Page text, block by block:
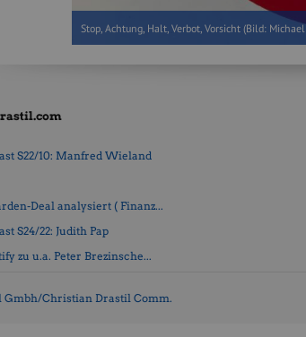
Stop, Achtung, Halt, Verbot, Vorsicht (Bild:
S22/10: Manfred Wieland
Deal analysiert ( Finanz...
S24/22: Judith Pap
zu u.a. Peter Brezinsche...
Gmbh/Christian Drastil Comm.